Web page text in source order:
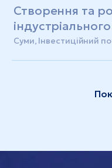
Створення та
Суми, Інвестиційний